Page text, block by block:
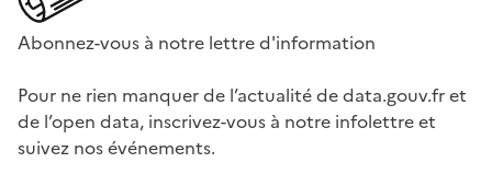
Abonnez-vous à notre lettre d'information
Pour ne rien manquer de l’actualité de data.gouv.fr et
de l’open data, inscrivez-vous à notre infolettre et
suivez nos événements.